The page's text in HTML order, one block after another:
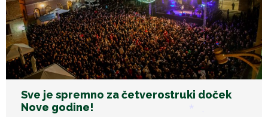
Sve je spremno za četverostruki doček
Nove godine!
*